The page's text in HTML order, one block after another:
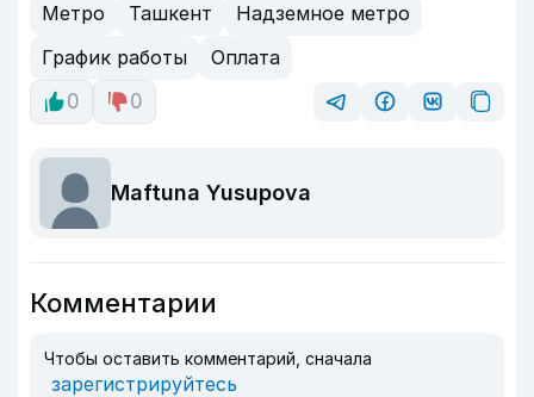
Метро Ташкент
Надземное метро
График работы
Оплата
0
0
Maftuna Yusupova
Комментарии
Чтобы оставить комментарий, сначала
зарегистрируйтесь